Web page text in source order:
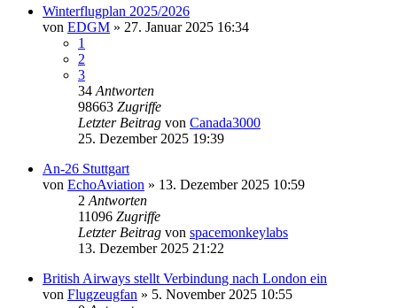
Winterflugplan 2025/2026
von EDGM » 27. Januar 2025 16:34
1
2
3
34 Antworten
98663 Zugriffe
Letzter Beitrag von Canada3000
25. Dezember 2025 19:39
An-26 Stuttgart
von EchoAviation » 13. Dezember 2025 10:59
2 Antworten
11096 Zugriffe
Letzter Beitrag von spacemonkeylabs
13. Dezember 2025 21:22
British Airways stellt Verbindung nach London ein
von Flugzeugfan » 5. November 2025 10:55